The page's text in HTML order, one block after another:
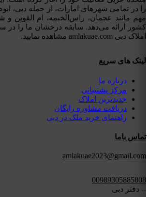
را در تمامی شهرهای امارات، از جمله دبی،
مهم مانند عجمان، راس‌الخیمه، ام القوین و
کشور ارائه می‌دهد. سابقه درخشان ما را
املاک دبی amlakuae.com مشاهده نمایید.
لینک های سریع
درباره ما
مرکز پشتیبانی
جدیدترین املاک
دریافت مشاوره رایگان
راهنمای خرید ملک در دبی
تماس باما
amlakuae2023@gmail.com
00989305885808
-- دفتر دبی